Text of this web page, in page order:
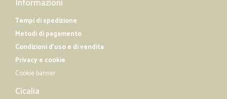
Informazioni
Tempi di spedizione
Metodi di pagamento
Condizioni d'uso e di vendita
Privacy e cookie
Cookie banner
Cicalia